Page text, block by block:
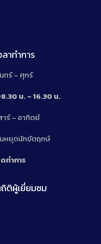
ลาทำการ
ทร์ – ศุกร์
น. – 16.30 น.
าร์ – อาทิตย์
หยุดนักขัตฤกษ์
ทำการ
ติผู้เยี่ยมชม